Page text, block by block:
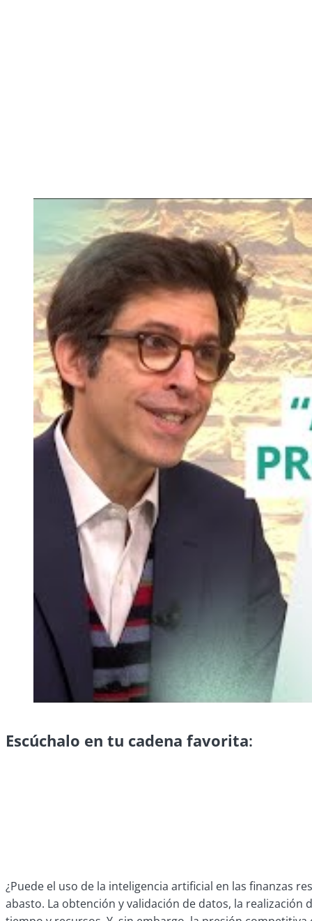
Escúchalo en tu cadena favorita:
¿Puede el uso de la inteligencia artificial en las finanzas
abasto. La obtención y validación de datos, la